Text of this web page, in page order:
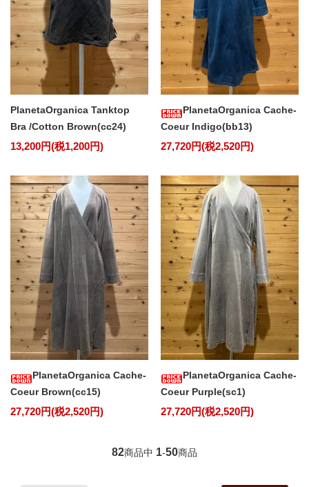
PlanetaOrganica Tanktop
Bra /Cotton Brown(cc24)
13,200円(税1,200円)
PlanetaOrganica Cache-
Coeur Indigo(bb13)
27,720円(税2,520円)
PlanetaOrganica Cache-
Coeur Brown(cc15)
27,720円(税2,520円)
PlanetaOrganica Cache-
Coeur Purple(sc1)
27,720円(税2,520円)
82商品中 1-50商品